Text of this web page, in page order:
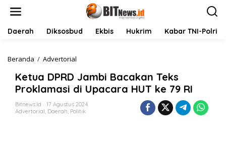
Daerah Diksosbud Ekbis Hukrim Kabar TNI-Polri
Beranda / Advertorial
t
u
a
D
P
Ketua DPRD Jambi Bacakan Teks
Proklamasi di Upacara HUT ke 79 RI
Bitnews.id
17 Agustus 2024
Advertorial, Daerah, Politik